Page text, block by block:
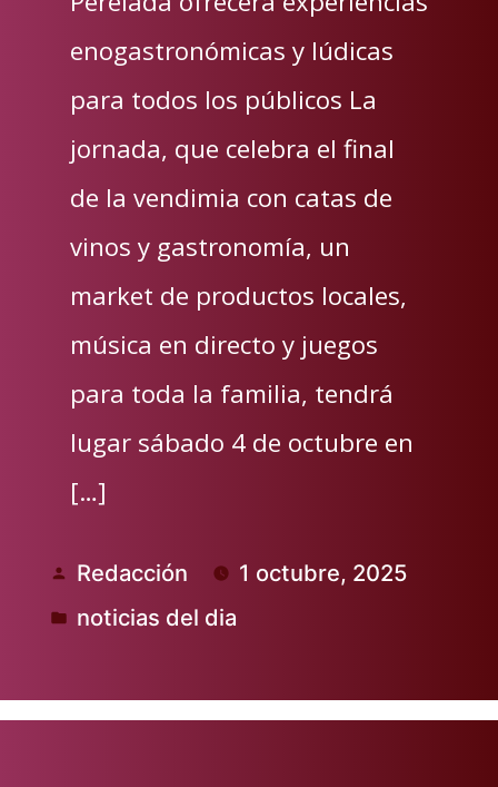
enogastronómicas y lúdicas
para todos los públicos La
jornada, que celebra el final
de la vendimia con catas de
vinos y gastronomía, un
market de productos locales,
música en directo y juegos
para toda la familia, tendrá
lugar sábado 4 de octubre en
[…]
Publicado
por
Redacción 1 octubre, 2025
Publicado
noticias del dia